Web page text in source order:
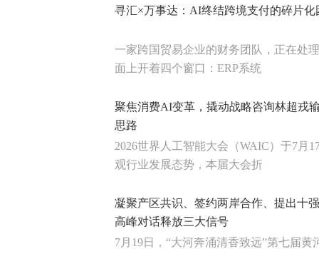
寻汇×万事达：AI终结跨境支付的碎片化
一家跨国贸易企业的财务团队，正在处
面上开着四个窗口：ERP系统
聚焦消费AI变革，撬动战略咨询林超戎
思路
2026世界人工智能大会（WAIC）于7月
观行业发展态势，本届大会折
凝聚产区共识、签约两岸合作、提出十
高峰对话释放三大信号
7月19日，“大河奔涌清香致远”第七届